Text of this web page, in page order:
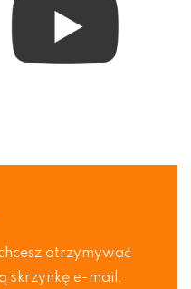
otrzymywać
skrzynkę e-mail.